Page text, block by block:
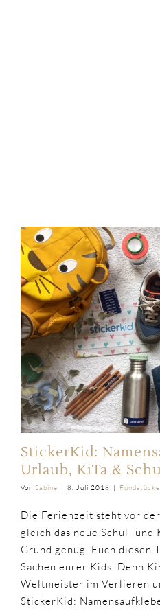
StickerKid:
Urlaub, KiTa &
Von Sabine | 8. Juli 2018 | Fundstücke
Die Ferienzeit steht vor
gleich das neue Schul-
Grund genug, Euch diesen
Sachen eurer Kids. Denn
Weltmeister im Verlieren
StickerKid: